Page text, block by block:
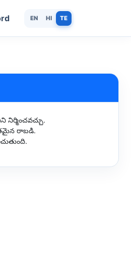
EN HI TE
నిర్మించవచ్చు.
రాబడి.